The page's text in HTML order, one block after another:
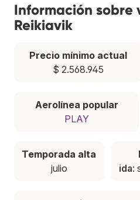
Información sobre
Reikiavik
Precio mínimo actual
$ 2.568.945
Aerolínea popular
PLAY
Temporada alta
julio
ida: